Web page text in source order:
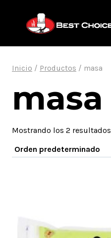
contenido
Inicio / Productos / masa
masa
Mostrando los 2 resultados